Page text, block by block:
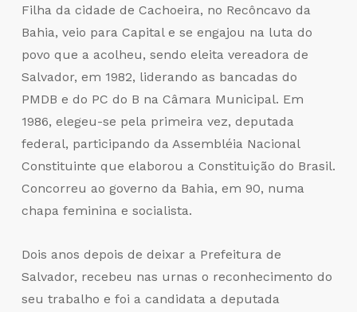
Filha da cidade de Cachoeira, no Recôncavo da
Bahia, veio para Capital e se engajou na luta do
povo que a acolheu, sendo eleita vereadora de
Salvador, em 1982, liderando as bancadas do
PMDB e do PC do B na Câmara Municipal. Em
1986, elegeu-se pela primeira vez, deputada
federal, participando da Assembléia Nacional
Constituinte que elaborou a Constituição do Brasil.
Concorreu ao governo da Bahia, em 90, numa
chapa feminina e socialista.
Dois anos depois de deixar a Prefeitura de
Salvador, recebeu nas urnas o reconhecimento do
seu trabalho e foi a candidata a deputada